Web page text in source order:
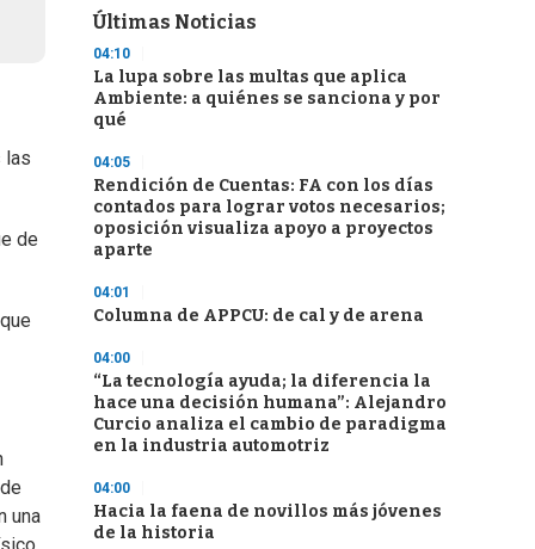
las
de
una
Últimas Noticias
04:10
La lupa sobre las multas que aplica
Ambiente: a quiénes se sanciona y por
qué
04:05
Rendición de Cuentas: FA con los días
contados para lograr votos necesarios;
oposición visualiza apoyo a proyectos
aparte
04:01
Columna de APPCU: de cal y de arena
04:00
“La tecnología ayuda; la diferencia la
hace una decisión humana”: Alejandro
Curcio analiza el cambio de paradigma
en la industria automotriz
04:00
Hacia la faena de novillos más jóvenes
de la historia